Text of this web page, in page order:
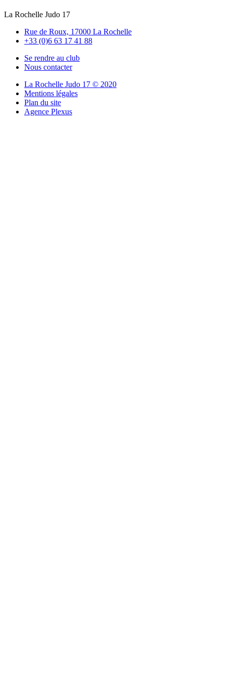
La Rochelle Judo 17
Rue de Roux, 17000 La Rochelle
+33 (0)6 63 17 41 88
Se rendre au club
Nous contacter
La Rochelle Judo 17 © 2020
Mentions légales
Plan du site
Agence Plexus